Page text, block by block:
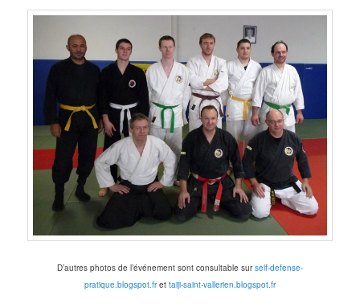
D’autres photos de l’événement sont consultable surself-defense-
pratique.blogspot.fret taiji-saint-vallerien.blogspot.fr